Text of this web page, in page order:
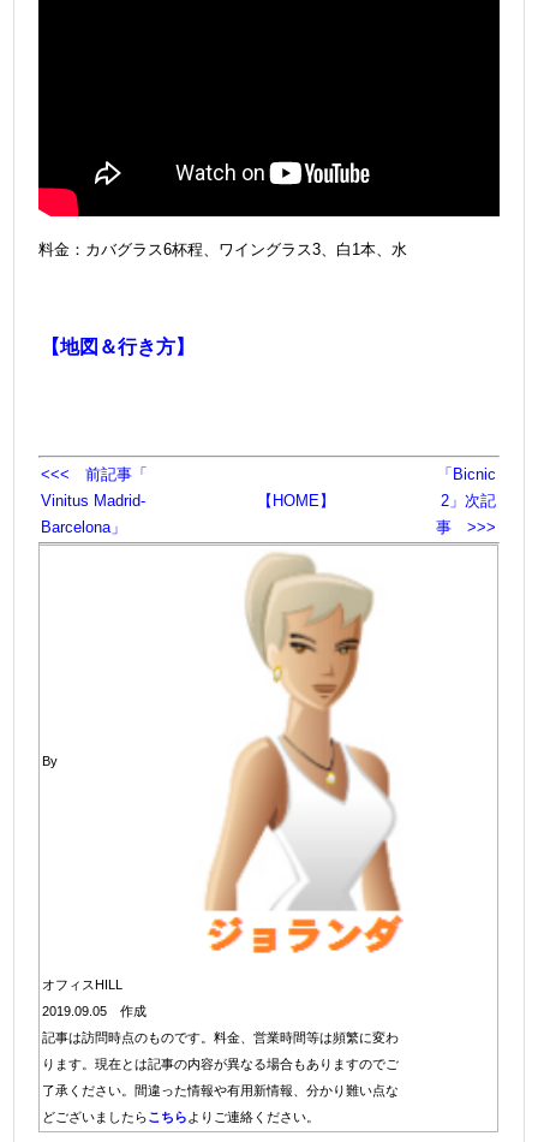
料金：カバグラス6杯程、ワイングラス3、白1本、水
【地図＆行き方】
<<< 前記事「
Vinitus Madrid-
Barcelona」
【HOME】
「Bicnic
2」次記
事 >>>
By
オフィスHILL
2019.09.05 作成
記事は訪問時点のものです。料金、営業時間等は頻繁に変わ
ります。現在とは記事の内容が異なる場合もありますのでご
了承ください。間違った情報や有用新情報、分かり難い点な
どございましたらこちら よりご連絡ください。